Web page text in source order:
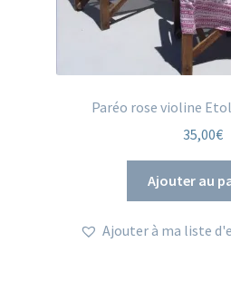
Paréo rose violine
35,00€
Ajouter au
Ajouter à ma liste